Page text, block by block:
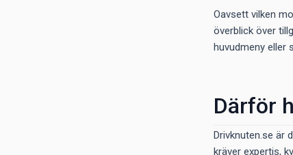
Oavsett vilken
överblick över
huvudmeny
Därför
Drivknuten.se är
kräver expertis,